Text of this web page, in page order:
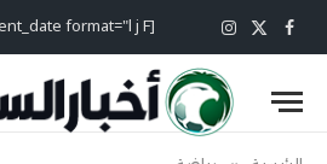
فيسبوك
X
(Twitter)
الانستغرام [current_date format="l j F"]